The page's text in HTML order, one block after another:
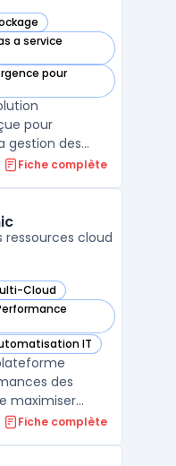
cette catégorie
a service
catégorie
pour
catégorie
pour
gestion des
les capacités
Fiche complète
cloud
Cloud
cette catégorie
catégorie
IT
cette catégorie
des
maximiser
en automatisant
Fiche complète